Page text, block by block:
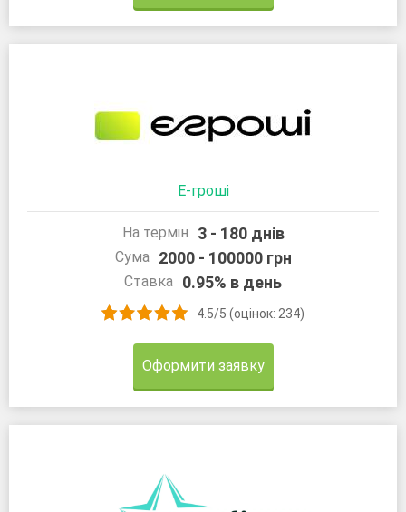
Е-гроші
На термін 3 - 180 днів
Сума 2000 - 100000 грн
Ставка 0.95% в день
4.5/5 (оцінок: 234)
Оформити заявку